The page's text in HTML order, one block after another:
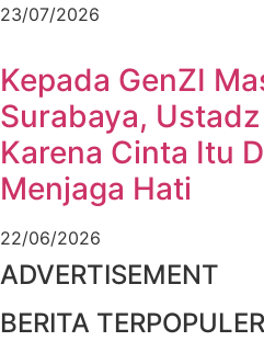
23/07/2026
Kepada GenZI
Surabaya,
Karena Cinta Itu
Menjaga Hati
22/06/2026
ADVERTISEMENT
BERITA TERPOPULER